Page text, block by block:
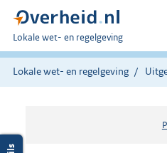
U
bent
hier:
Lokale wet- en regelgeving
Lokale wet- en regelgeving